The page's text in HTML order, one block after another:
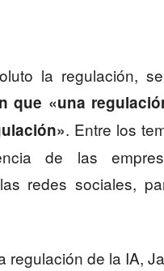
la regulación,
que «una
. Entre los
de las
redes sociales,
de la IA,